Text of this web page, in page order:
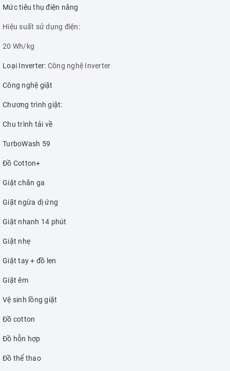
Mức tiêu thụ điện năng
Hiệu suất sử dụng điện:
20 Wh/kg
Loại Inverter: Công nghệ Inverter
Công nghệ giặt
Chương trình giặt:
Chu trình tải về
TurboWash 59
Đồ Cotton+
Giặt chăn ga
Giặt ngừa dị ứng
Giặt nhanh 14 phút
Giặt nhẹ
Giặt tay + đồ len
Giặt êm
Vệ sinh lồng giặt
Đồ cotton
Đồ hỗn hợp
Đồ thể thao